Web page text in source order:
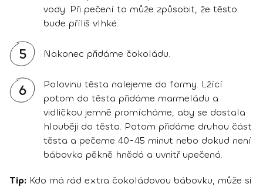
vody. Při pečení to může způsobit, že těsto
bude příliš vlhké.
5 Nakonec přidáme čokoládu.
6
Polovinu těsta nalejeme do formy. Lžící
potom do těsta přidáme marmeládu a
vidličkou jemně promícháme, aby se dostala
hlouběji do těsta. Potom přidáme druhou část
těsta a pečeme 40-45 minut nebo dokud není
bábovka pěkně hnědá a uvnitř upečená.
Tip: Kdo má rád extra čokoládovou bábovku, může si